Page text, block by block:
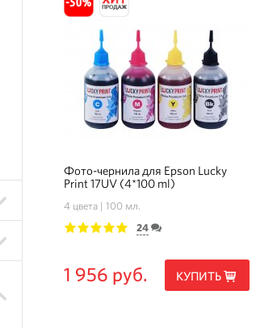
Фото-чернила для Epson Lucky
Print 17UV (4*100 ml)
4 цвета 100 мл.
24
1 956 руб. КУПИТЬ